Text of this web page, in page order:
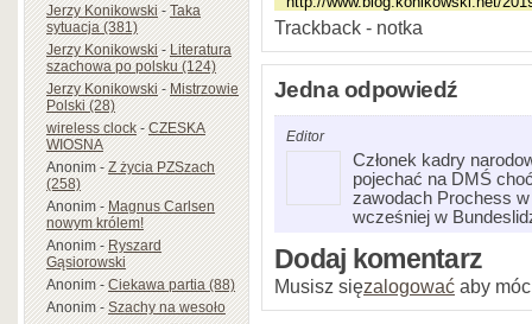
Jerzy Konikowski-Taka
sytuacja (381)
Jerzy Konikowski-Literatura
szachowa po polsku (124)
Jerzy Konikowski-Mistrzowie
Polski (28)
wireless clock-CZESKA
WIOSNA
Anonim-Z życia PZSzach
(258)
Anonim-Magnus Carlsen
nowym królem!
Anonim-Ryszard
Gąsiorowski
Anonim-Ciekawa partia (88)
Anonim-Szachy na wesoło
Trackback - notka
Jedna odpowiedź
Editor
Członek kadry
pojechać na DMŚ
zawodach Prochess
wcześniej w
Dodaj komentarz
Musisz sięzalogować aby